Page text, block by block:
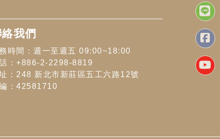
我們
時間：週一至週五 09:00~18:00
：+886-2-2298-8819
：248 新北市新莊區五工六路12號
：42581710